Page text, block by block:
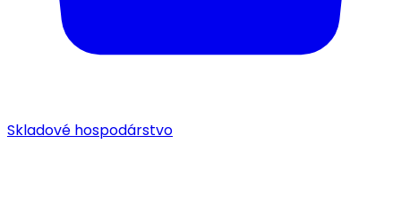
Skladové hospodárstvo